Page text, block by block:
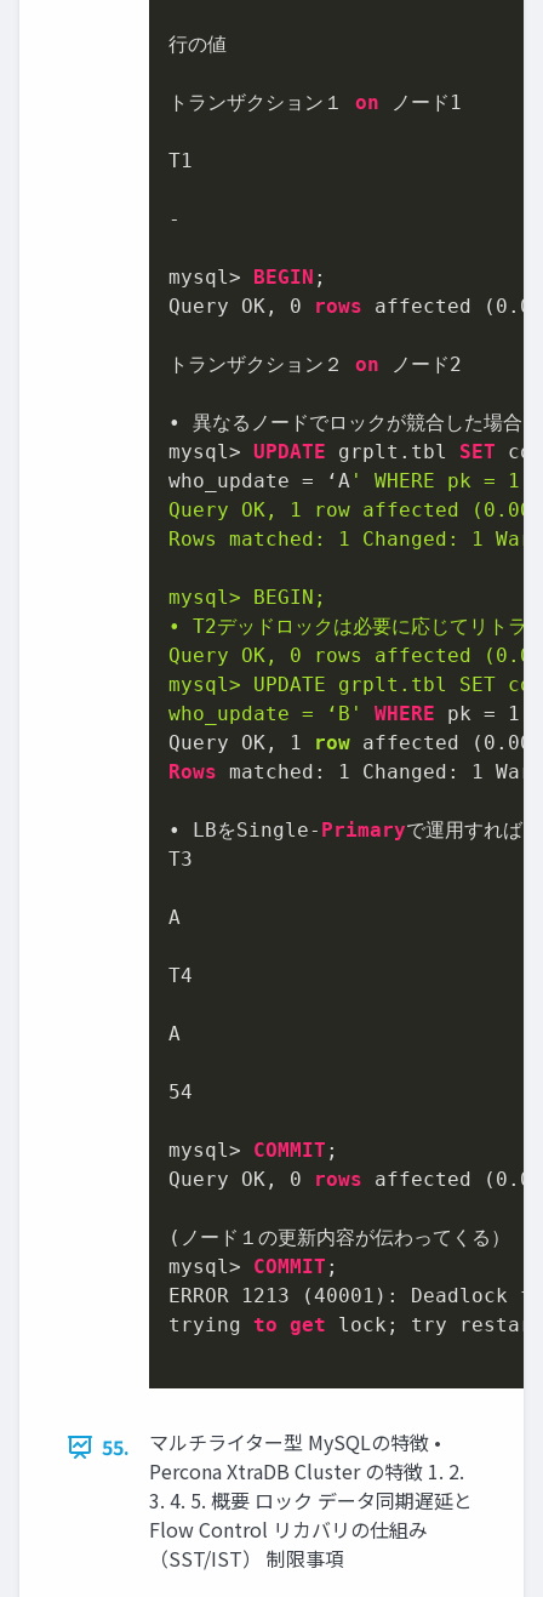
行の値
トランザクション１ on ノード 1
T1
-
mysql> BEGIN ;
Query OK, 0 rows affected ( 0.00
トランザクション２ on ノード2
• 異なるノードでロックが競合した場合
mysql> UPDATE grplt.tbl SET
who_update = ‘A ' WHERE pk = 1;
Query OK, 1 row affected (0.00
Rows matched: 1 Changed: 1
mysql> BEGIN;
• T2デッドロックは必要に応じてリトラ
Query OK, 0 rows affected
mysql> UPDATE grplt.tbl SET
who_update = ‘B'
WHERE pk = 1
Query OK,
1 row affected ( 0.00
Rows matched: 1 Changed: 1
• LBをSingle- Primaryで運用すれば
T3
A
T4
A
54
mysql> COMMIT ;
Query OK, 0 rows affected ( 0.00
(ノード１の更新内容が伝わってくる）
mysql> COMMIT ;
ERROR
1213 (40001 ): Deadlock
trying to get lock; try
55.
マルチライター型 MySQLの特徴 •
Percona XtraDB Cluster の特徴 1. 2.
3. 4. 5. 概要 ロック データ同期遅延と
Flow Control リカバリの仕組み
（SST/IST） 制限事項